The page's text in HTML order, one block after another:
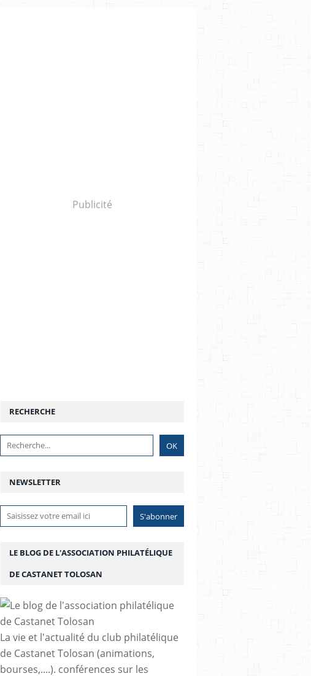
Publicité
NEWSLETTER
RECHERCHE
LE BLOG DE L'ASSOCIATION PHILATÉLIQUE
DE CASTANET TOLOSAN
La vie et l'actualité du club philatélique
de Castanet Tolosan (animations,
bourses,....). conférences sur les